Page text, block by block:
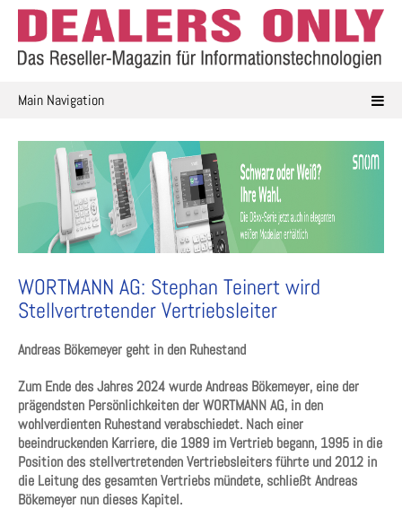
Skip
content
Main Navigation
WORTMANN AG: Stephan Teinert wird
Stellvertretender Vertriebsleiter
Andreas Bökemeyer geht in den Ruhestand
Zum Ende des Jahres 2024 wurde Andreas Bökemeyer, eine der
prägendsten Persönlichkeiten der WORTMANN AG, in den
wohlverdienten Ruhestand verabschiedet. Nach einer
beeindruckenden Karriere, die 1989 im Vertrieb begann, 1995 in die
Position des stellvertretenden Vertriebsleiters führte und 2012 in
die Leitung des gesamten Vertriebs mündete, schließt Andreas
Bökemeyer nun dieses Kapitel.